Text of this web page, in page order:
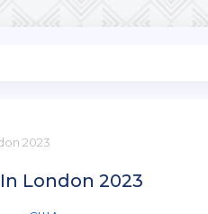
2023
London 2023